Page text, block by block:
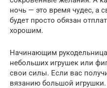
ночь — это время чудес, а
будет просто обязан
хорошим.
Начинающим
небольших игрушек или
свои силы. Если вас
вязанию большой